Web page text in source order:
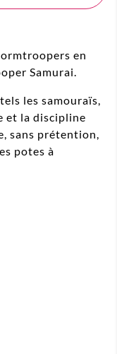
en
Samurai.
les samouraïs,
et la discipline
sans prétention,
potes à